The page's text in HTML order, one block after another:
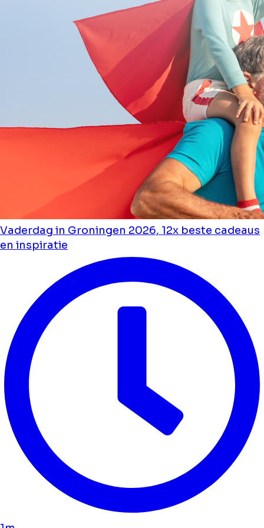
Vaderdag in Groningen 2026, 12x beste cadeaus
en inspiratie